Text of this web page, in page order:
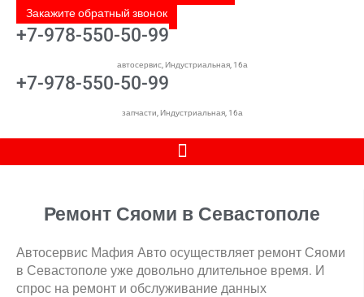
Закажите обратный звонок
+7-978-550-50-99
автосервис, Индустриальная, 16а
+7-978-550-50-99
запчасти, Индустриальная, 16а
Ремонт Сяоми в Севастополе
Автосервис Мафия Авто осуществляет ремонт Сяоми
в Севастополе уже довольно длительное время. И
спрос на ремонт и обслуживание данных